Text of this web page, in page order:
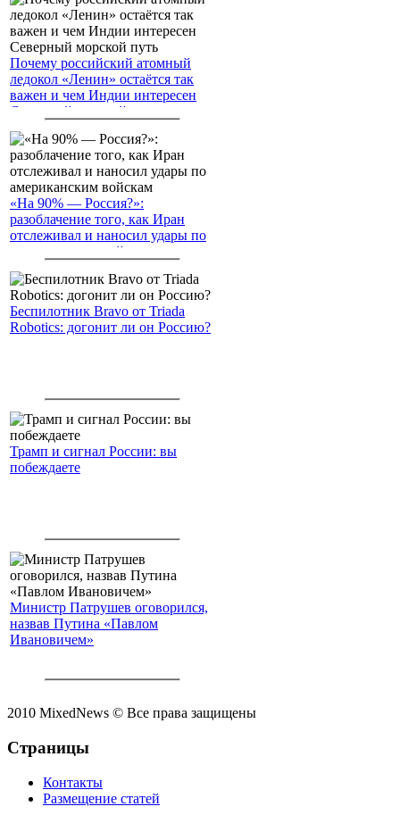
Почему российский атомный
ледокол «Ленин» остаётся так
важен и чем Индии интересен
Северный морской путь
«На 90% — Россия?»:
разоблачение того, как Иран
отслеживал и наносил удары по
американским войскам
Беспилотник Bravo от Triada
Robotics: догонит ли он Россию?
Трамп и сигнал России: вы
побеждаете
Министр Патрушев оговорился,
назвав Путина «Павлом
Ивановичем»
2010 MixedNews © Все права защищены
Страницы
Контакты
Размещение статей